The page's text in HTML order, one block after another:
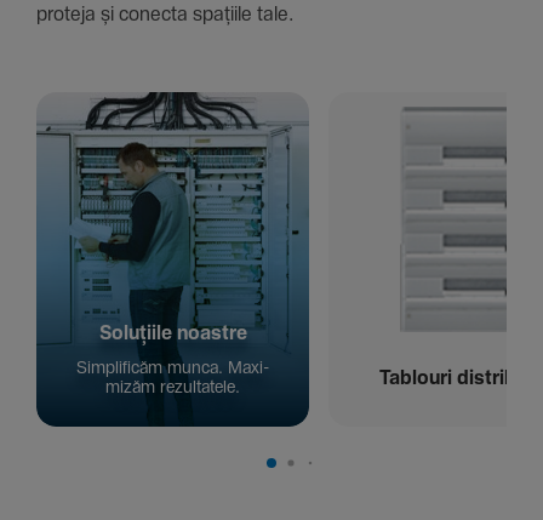
proteja și conecta spațiile tale.
Solu­țiile noastre
Simpli­ficăm munca. Maxi­
mizăm rezul­ta­tele.
Tablouri